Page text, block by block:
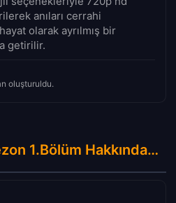
anıları cerrahi
olarak ayrılmış bir
getirilir.
oluşturuldu.
Severance : 1.Sezon 1.Bölüm Hakkında Yorumlar